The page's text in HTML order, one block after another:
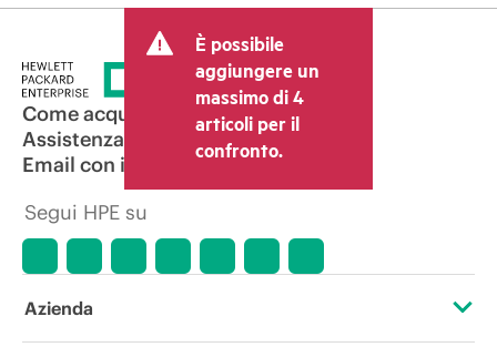
È possibile
aggiungere un
massimo di 4
articoli per il
confronto.
Come acquistare
Assistenza per i prodotti
Email con il commerciale
Segui HPE su
Azienda